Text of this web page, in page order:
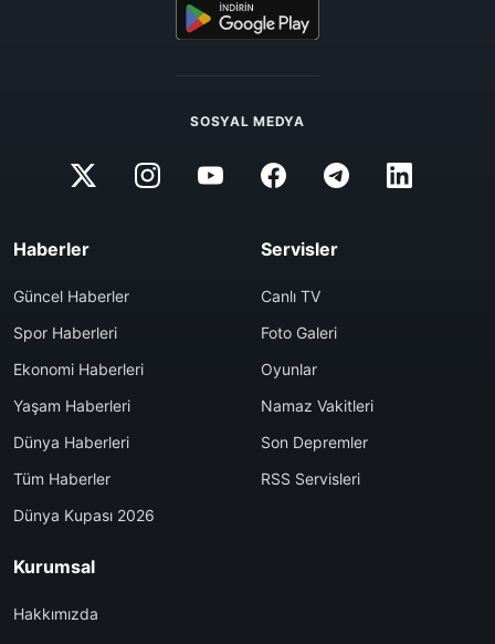
SOSYAL MEDYA
Haberler
Güncel Haberler
Spor Haberleri
Ekonomi Haberleri
Yaşam Haberleri
Dünya Haberleri
Tüm Haberler
Dünya Kupası 2026
Servisler
Canlı TV
Foto Galeri
Oyunlar
Namaz Vakitleri
Son Depremler
RSS Servisleri
Kurumsal
Hakkımızda